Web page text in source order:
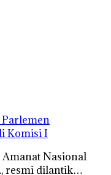
Komisi I
Nasional
resmi dilantik…